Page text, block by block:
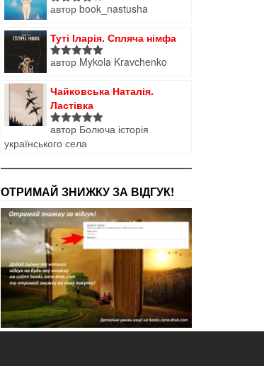
Оцінено
автор book_nastusha
Туті Іларія. Спляча німфа
Оцінено в
автор Mykola Kravchenko
Чайковська Наталія.
Ластівка
Оцінено в
5з 5
автор Болюча історія
українського села
ОТРИМАЙ ЗНИЖКУ ЗА ВІДГУК!